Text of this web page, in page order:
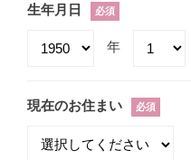
生年月日 必須
年
現在のお住まい 必須